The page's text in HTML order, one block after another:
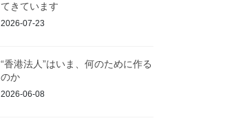
てきています
2026-07-23
“香港法人”はいま、何のために作る
のか
2026-06-08